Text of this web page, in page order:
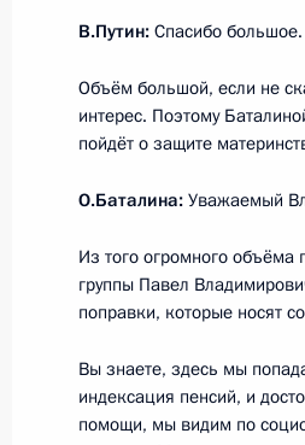
18
Встреча с
Неверовым
18 февраля
17
Встреча с
Борисовым
17 февраля
В.Путин: Спасибо большое.
Объём большой, если не
интерес. Поэтому
пойдёт о защите
О.Баталина: Уважаемый
Из того огромного объёма
группы Павел
поправки, которые носят
Вы знаете, здесь мы
индексация пенсий, и
помощи, мы видим по